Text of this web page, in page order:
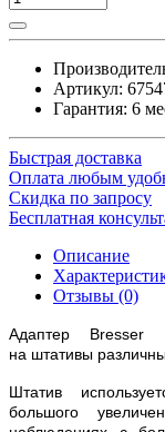
Артикул:
Гарантия: 6
Быстрая доставка
Оплата любым
Скидка по запросу
Бесплатная
Описание
Отзывы (0)
Адаптер Bresser
на штативы
Штатив
большого